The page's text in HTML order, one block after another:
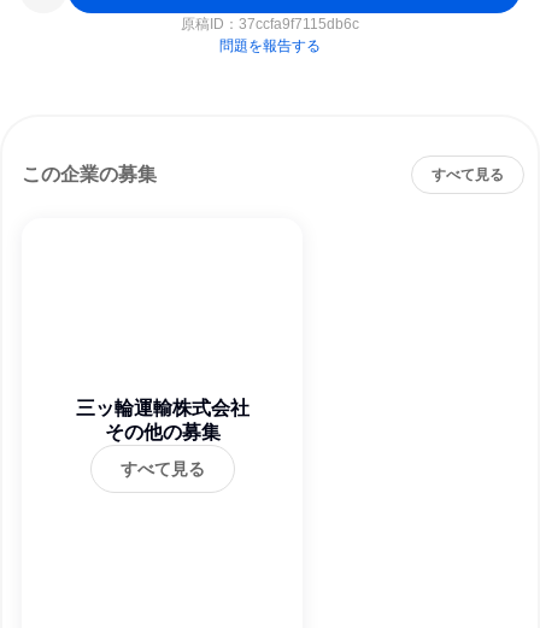
原稿ID： 37ccfa9f7115db6c
問題を報告する
この企業の募集 すべて見る
三ッ輪運輸株式会社
その他の募集
すべて見る